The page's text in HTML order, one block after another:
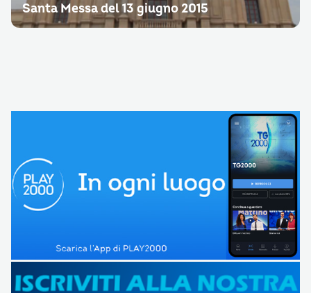
Santa Messa del 13 giugno 2015